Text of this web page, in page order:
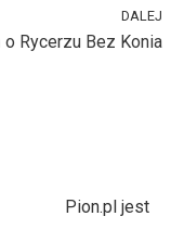
DALEJ
o Rycerzu Bez Konia
Pion.pl jest